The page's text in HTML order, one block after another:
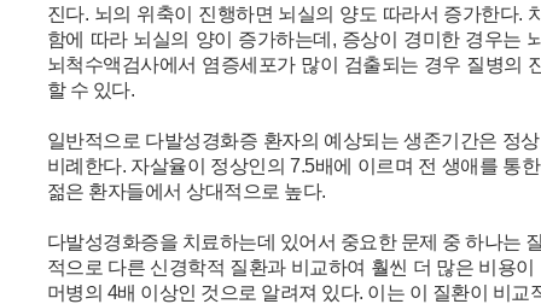
진다. 뇌의 위축이 진행하면 뇌실의 양도 따라서 증가한다.
함에 따라 뇌실의 양이 증가하는데, 증상이 경미한 경우는
뇌척수액검사에서 염증세포가 많이 검출되는 경우 질병의
할 수 있다.
일반적으로 다발성경화증 환자의 예상되는 생존기간은 정
비례한다. 자살율이 정상인의 7.5배에 이르며 전 생애를 통
젊은 환자들에서 상대적으로 높다.
다발성경화증을 치료하는데 있어서 중요한 문제 중 하나는
적으로 다른 신경학적 질환과 비교하여 훨씬 더 많은 비용
머병의 4배 이상인 것으로 알려져 있다. 이는 이 질환이 비